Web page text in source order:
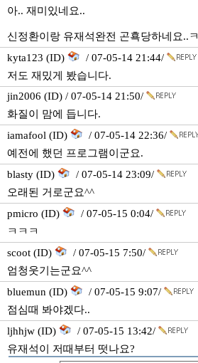
아.. 재미있네요..
신정환이랑 유재석완전 곤횩당하네요..ㅋ
kyta123 (ID)
/ 07-05-14 21:44/
저도 재밌게 봤습니다.
jin2006 (ID) / 07-05-14 21:50/
화질이 맘에 듭니다.
iamafool (ID)
/ 07-05-14 22:36/
예전에 했던 프로그램이군요.
blasty (ID)
/ 07-05-14 23:09/
오래된 거로군요^^
pmicro (ID)
/ 07-05-15 0:04/
ㅋㅋㅋ
scoot (ID)
/ 07-05-15 7:50/
엄청웃기는군요^^
bluemun (ID)
/ 07-05-15 9:07/
점심때 봐야겠다..
ljhhjw (ID)
/ 07-05-15 13:42/
유재석이 저때부터 떳나요?